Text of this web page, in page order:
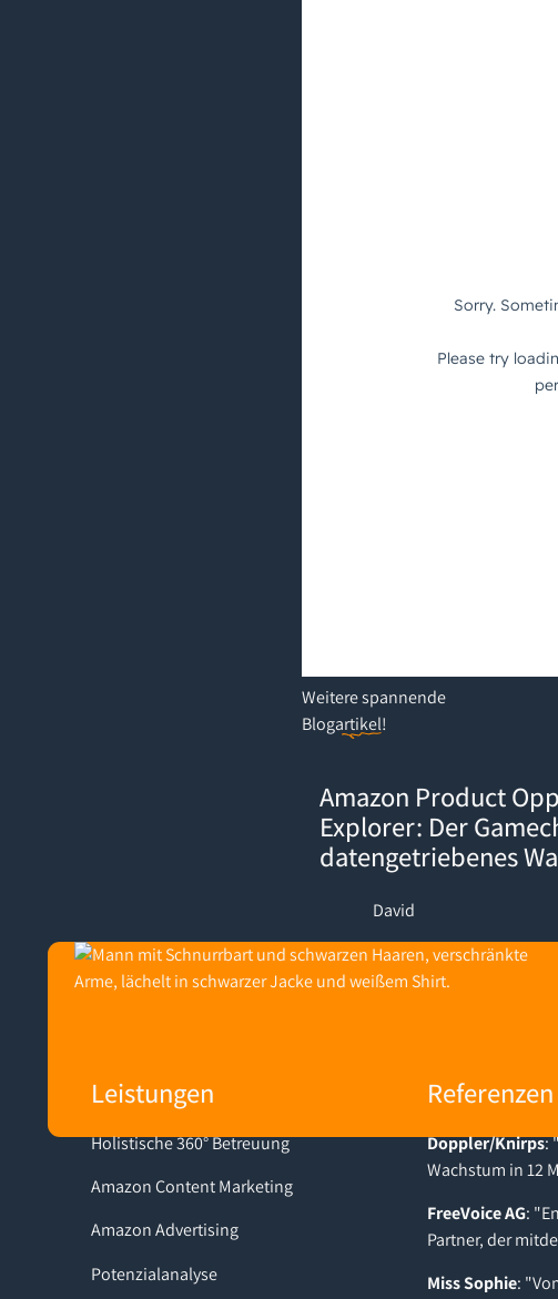
Weiterespannende
Blogartikel!
Amazon Product
Explorer: Der
datengetriebenes
David
Leistungen
Holistische 360° Betreuung
Amazon Content Marketing
Amazon Advertising
Potenzialanalyse
Referenzen
Doppler/Knirps:
Wachstum in 12
FreeVoice AG:
Partner, der
Miss Sophie: